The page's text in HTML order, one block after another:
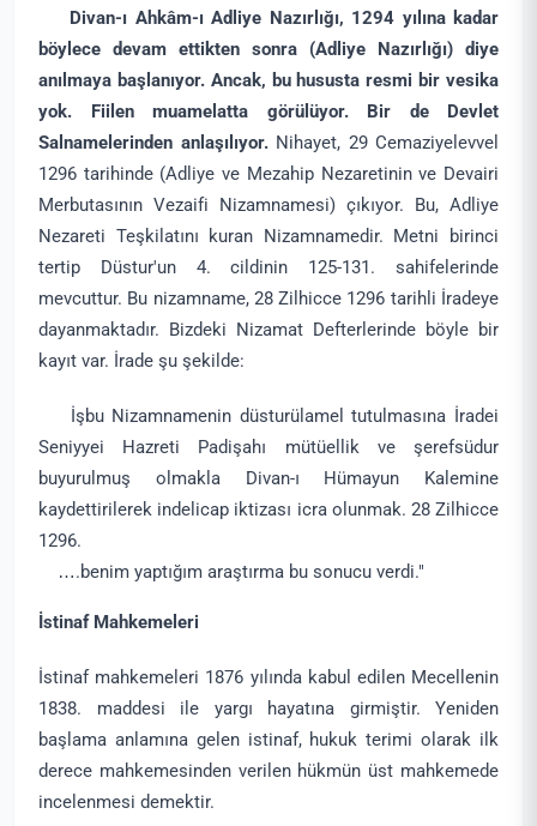
Divan-ı Ahkâm-ı Adliye Nazırlığı, 1294 yılına kadar
böylece devam ettikten sonra (Adliye Nazırlığı) diye
anılmaya başlanıyor. Ancak, bu hususta resmi bir vesika
yok. Fiilen muamelatta görülüyor. Bir de Devlet
Salnamelerinden anlaşılıyor.Nihayet, 29 Cemaziyelevvel
1296 tarihinde (Adliye ve Mezahip Nezaretinin ve Devairi
Merbutasının Vezaifi Nizamnamesi) çıkıyor. Bu, Adliye
Nezareti Teşkilatını kuran Nizamnamedir. Metni birinci
tertip Düstur'un 4. cildinin 125-131. sahifelerinde
mevcuttur. Bu nizamname, 28 Zilhicce 1296 tarihli İradeye
dayanmaktadır. Bizdeki Nizamat Defterlerinde böyle bir
kayıt var. İrade şu şekilde:
İşbu Nizamnamenin düsturülamel tutulmasına İradei
Seniyyei Hazreti Padişahı mütüellik ve şerefsüdur
buyurulmuş olmakla Divan-ı Hümayun Kalemine
kaydettirilerek indelicap iktizası icra olunmak. 28 Zilhicce
1296.
….benim yaptığım araştırma bu sonucu verdi."
İstinaf Mahkemeleri
İstinaf mahkemeleri 1876 yılında kabul edilen Mecellenin
1838. maddesi ile yargı hayatına girmiştir. Yeniden
başlama anlamına gelen istinaf, hukuk terimi olarak ilk
derece mahkemesinden verilen hükmün üst mahkemede
incelenmesi demektir.